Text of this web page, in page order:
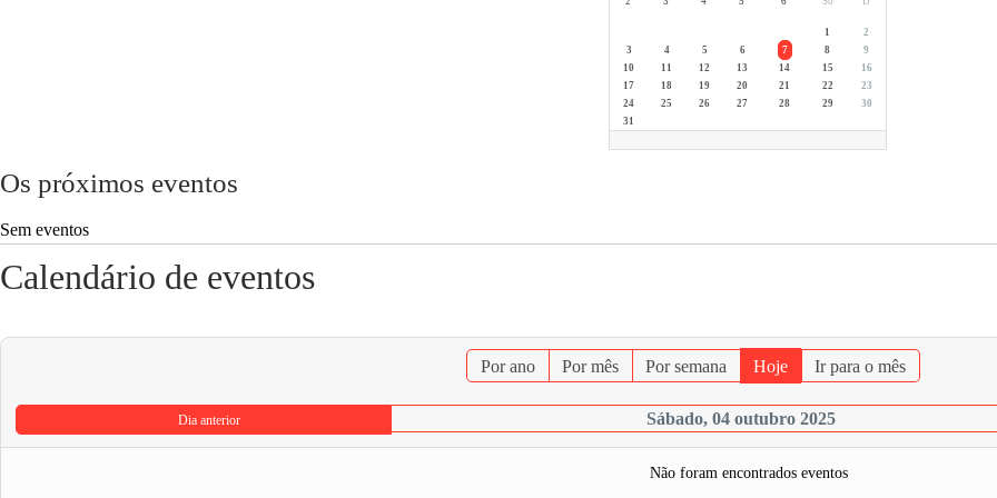
1
2
3
4 5 6 7 8
9
10
11 12 13 14 15
16
17
18 19 20 21 22
23
24
25 26 27 28 29
30
31
Os próximos eventos
Sem eventos
Calendário de eventos
Por ano Por mês Por semana Hoje Ir para o mês
Dia anterior Sábado, 04 outubro 2025
Não foram encontrados eventos